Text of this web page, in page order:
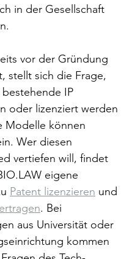
in der Gesellschaft
vor der Gründung
stellt sich die Frage,
IP
oder lizenziert werden
Modelle können
Wer diesen
vertiefen will, findet
eigene
Patent lizenzieren und
. Bei
aus Universität oder
kommen